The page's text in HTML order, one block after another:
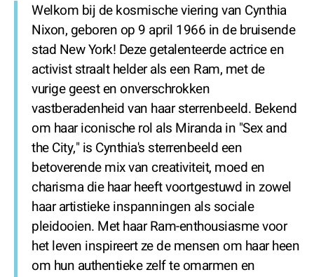
Welkom bij de kosmische viering van Cynthia
Nixon, geboren op 9 april 1966 in de bruisende
stad New York! Deze getalenteerde actrice en
activist straalt helder als een Ram, met de
vurige geest en onverschrokken
vastberadenheid van haar sterrenbeeld. Bekend
om haar iconische rol als Miranda in "Sex and
the City," is Cynthia's sterrenbeeld een
betoverende mix van creativiteit, moed en
charisma die haar heeft voortgestuwd in zowel
haar artistieke inspanningen als sociale
pleidooien. Met haar Ram-enthousiasme voor
het leven inspireert ze de mensen om haar heen
om hun authentieke zelf te omarmen en